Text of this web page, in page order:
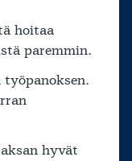
hoitaa
paremmin.
hyvät